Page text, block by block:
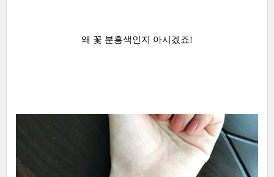
왜 꽃 분홍색인지 아시겠죠!